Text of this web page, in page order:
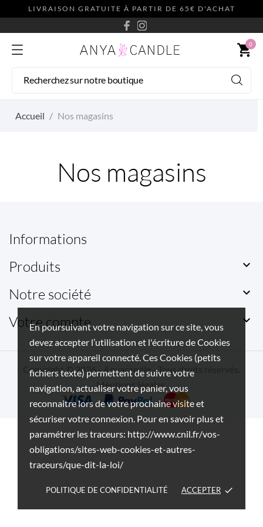
En poursuivant votre navigation sur ce site, vous
devez accepter l’utilisation et l'écriture de Cookies
sur votre appareil connecté. Ces Cookies (petits
fichiers texte) permettent de suivre votre
navigation, actualiser votre panier, vous
reconnaitre lors de votre prochaine visite et
sécuriser votre connexion. Pour en savoir plus et
paramétrer les traceurs: http://www.cnil.fr/vos-
obligations/sites-web-cookies-et-autres-
traceurs/que-dit-la-loi/
POLITIQUE DE CONFIDENTIALITÉ ACCEPTER done
LIVRAISON GRATUITE À PARTIR DE 65€ D'ACHAT
shopping_cart
0
Accueil Nos magasins
Nos magasins
Informations
Produits

Notre société 
Votre compte 
Copyright © 2026 - Anyacandle - Tous droits réservés.
Mentions légales.